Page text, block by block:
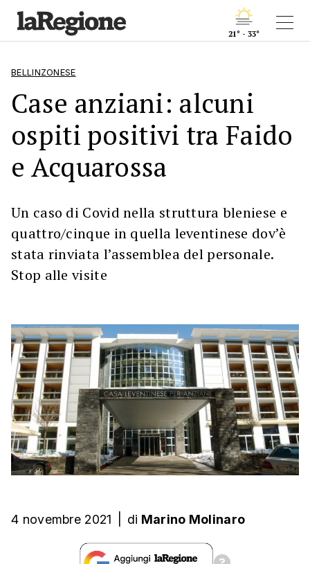
21° - 33°
BELLINZONESE
Case anziani: alcuni
ospiti positivi tra Faido
e Acquarossa
Un caso di Covid nella struttura bleniese e
quattro/cinque in quella leventinese dov’è
stata rinviata l’assemblea del personale.
Stop alle visite
4 novembre 2021 di Marino Molinaro